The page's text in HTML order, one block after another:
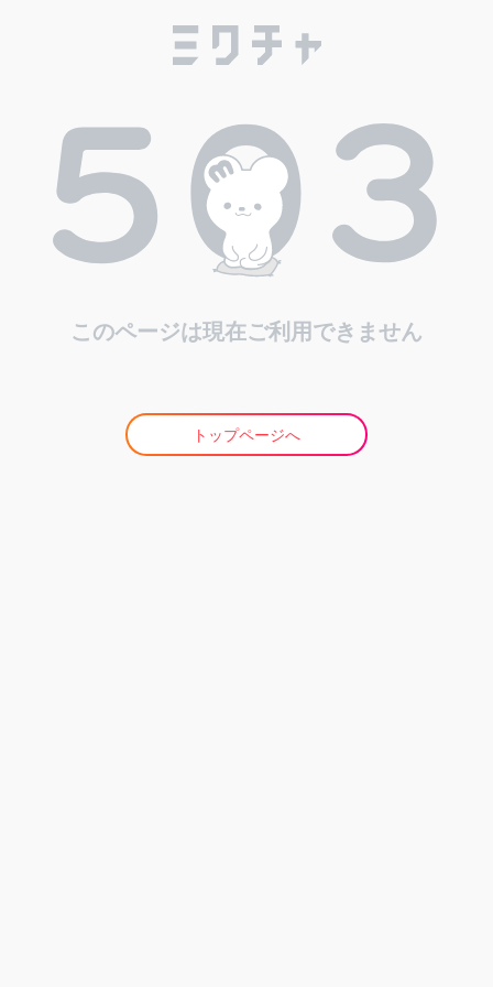
このページは現在ご利用できません